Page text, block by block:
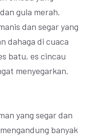
gula merah.
dan segar yang
dahaga di cuaca
batu, es cincau
menyegarkan.
yang segar dan
banyak